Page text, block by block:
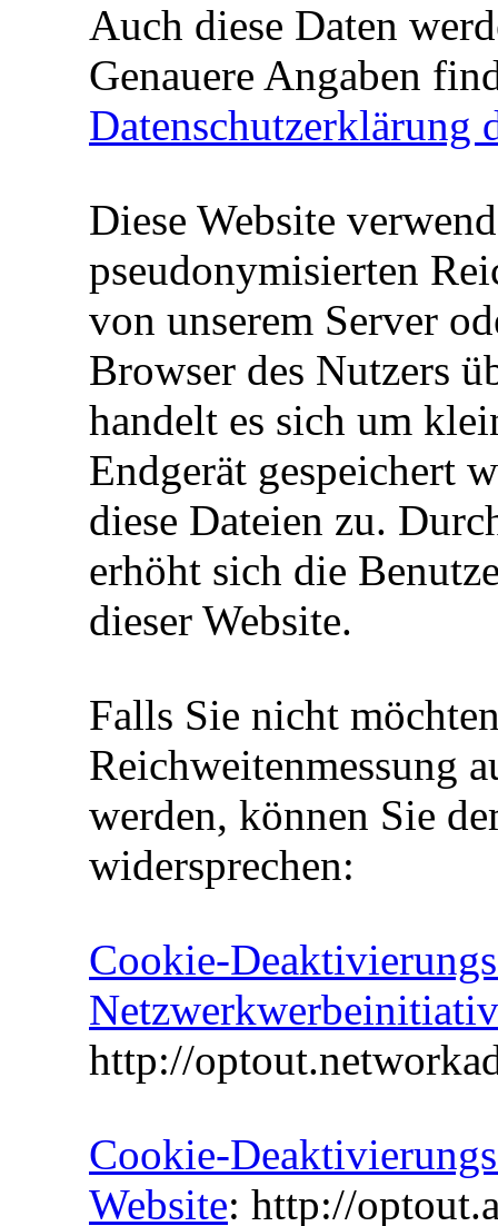
Auch diese Daten
Genauere Angaben
Datenschutzerklärung
Diese Website
pseudonymisierten
von unserem Server
Browser des Nutzers
handelt es sich um
Endgerät gespeichert
diese Dateien zu.
erhöht sich die
dieser Website.
Falls Sie nicht
Reichweitenmessung
werden, können Sie
widersprechen:
Cookie-
http://
Cookie-
Website: http://